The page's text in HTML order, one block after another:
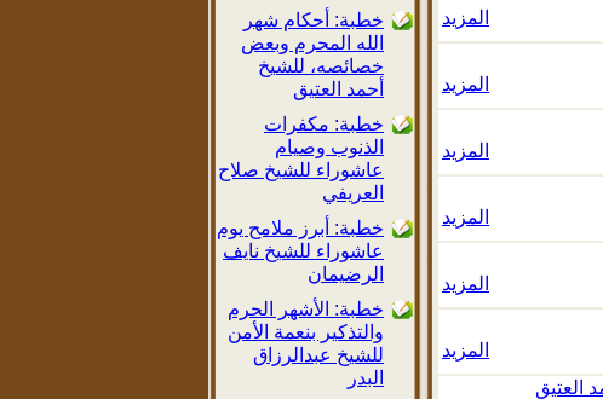
خطبة: أحكام شهر
الله المحرم وبعض
خصائصه، للشيخ
أحمد العتيق
خطبة: مكفرات
الذنوب وصيام
عاشوراء للشيخ صلاح
العريفي
خطبة: أبرز ملامح يوم
عاشوراء للشيخ نايف
الرضيمان
خطبة: الأشهر الحرم
والتذكير بنعمة الأمن
للشيخ عبدالرزاق
البدر
المزيد
المزيد
المزيد
المزيد
المزيد
المزيد
العتيق